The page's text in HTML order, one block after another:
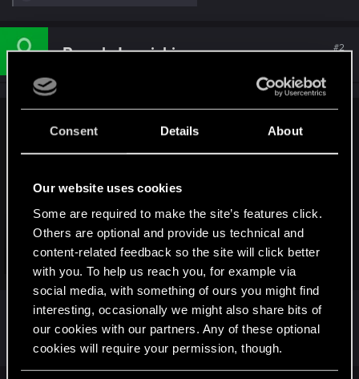
Consent Details About
Our website uses cookies
Some are required to make the site’s features click.
Others are optional and provide us technical and
content-related feedback so the site will click better
with you. To help us reach you, for example via
social media, with something of ours you might find
interesting, occasionally we might also share bits of
our cookies with our partners. Any of these optional
cookies will require your permission, though.
c
n
s
:
Pawel_Jarmicki Forum regular
#2
Vattier said:
Z radością przedstawiamy najnowszą aktualizację 2.2 i
Jednakże, wiemy także, że kochacie grać w Cyberpunka
2077 z modami. Dlatego też tymczasowo, do końca
stycznia, dodajemy do gry kanał Beta na platformie Steam,
pozwalający wrócić do "2_13_old" w czasie kiedy modderzy
aktualizują swoją zawartość do najnowszej wersji gry.
Można także wrócić do poprzednich wersji gry na platformie
GOG.
Prosimy pamiętać, że w pełni obsługiwana jest tylko
najnowsza wersja gry, gdyż zawiera ona wszystkie
najnowsze ulepszenia, poprawki i zmiany. W przypadku
Click to expand...
Okej... To nie zmienia faktu, że radioport nie działa
po opuszczeniu pojazdu. Jakieś pomysły?